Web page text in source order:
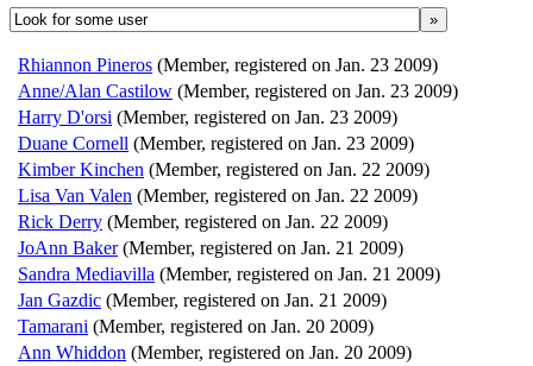
»
Rhiannon Pineros (Member, registered on Jan. 23 2009)
Anne/Alan Castilow (Member, registered on Jan. 23 2009)
Harry D'orsi (Member, registered on Jan. 23 2009)
Duane Cornell (Member, registered on Jan. 23 2009)
Kimber Kinchen (Member, registered on Jan. 22 2009)
Lisa Van Valen (Member, registered on Jan. 22 2009)
Rick Derry (Member, registered on Jan. 22 2009)
JoAnn Baker (Member, registered on Jan. 21 2009)
Sandra Mediavilla (Member, registered on Jan. 21 2009)
Jan Gazdic (Member, registered on Jan. 21 2009)
Tamarani (Member, registered on Jan. 20 2009)
Ann Whiddon (Member, registered on Jan. 20 2009)